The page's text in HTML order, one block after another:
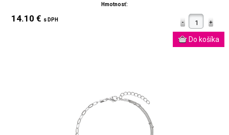
Hmotnosť:
14.10 € s DPH